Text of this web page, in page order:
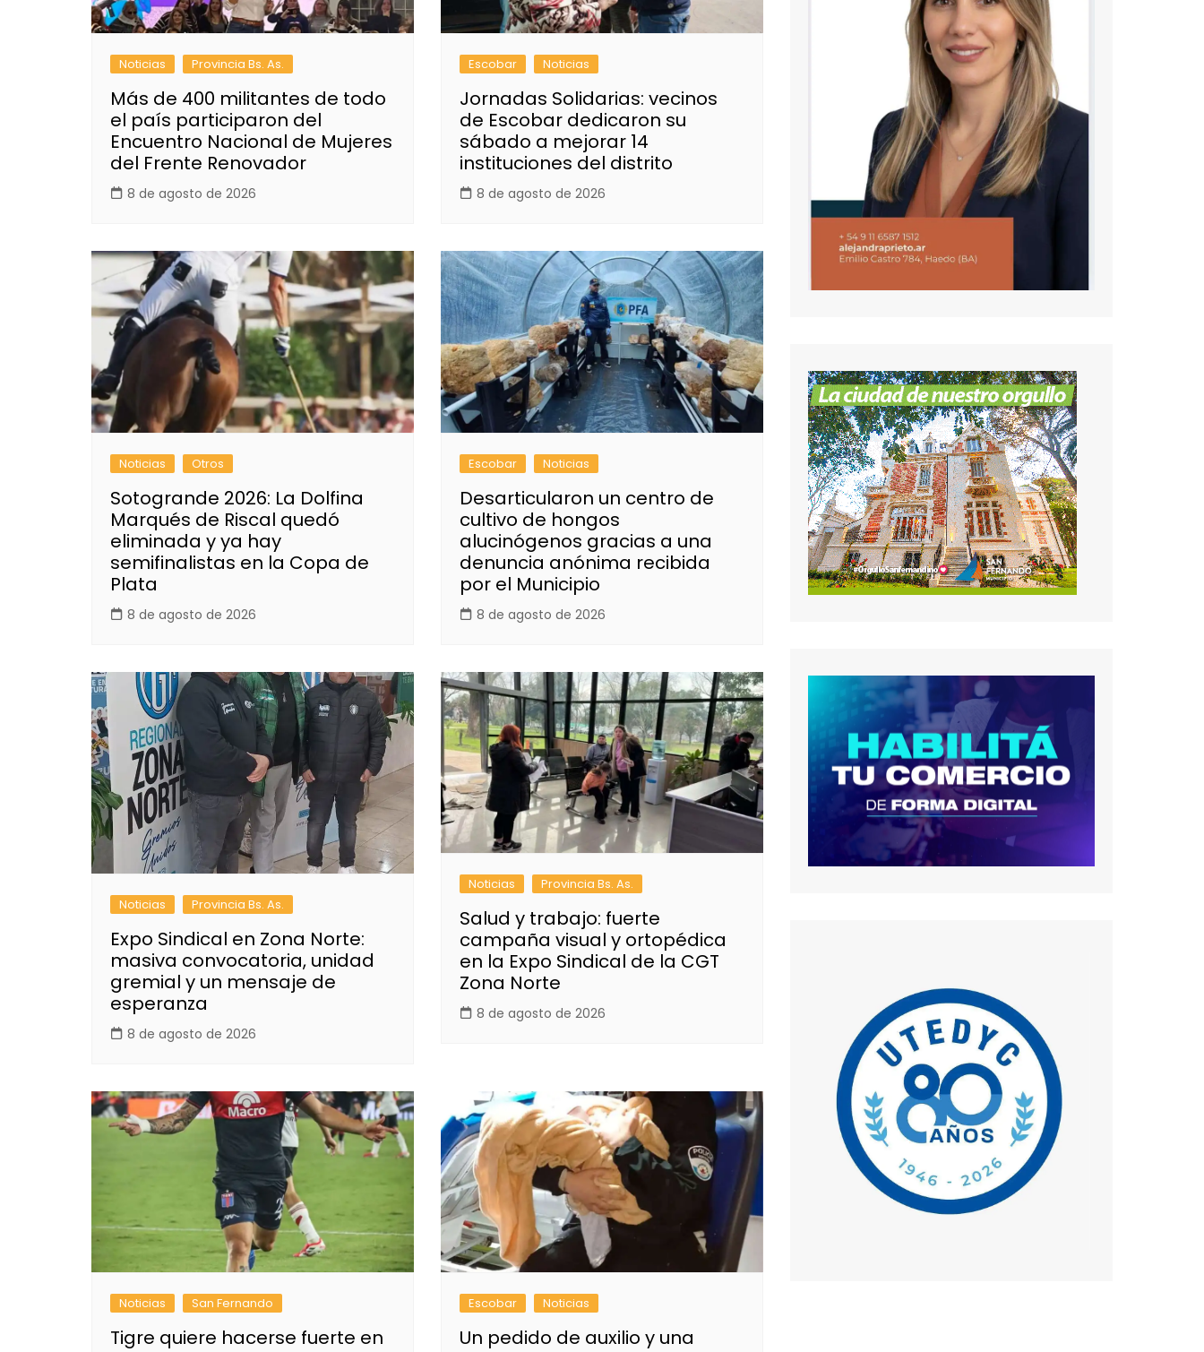
Noticias Provincia Bs. As.
Más de 400 militantes de todo
el país participaron del
Encuentro Nacional de Mujeres
del Frente Renovador
8 de agosto de 2026
Escobar Noticias
Jornadas Solidarias: vecinos
de Escobar dedicaron su
sábado a mejorar 14
instituciones del distrito
8 de agosto de 2026
Noticias Otros
Sotogrande 2026: La Dolfina
Marqués de Riscal quedó
eliminada y ya hay
semifinalistas en la Copa de
Plata
8 de agosto de 2026
Escobar Noticias
Desarticularon un centro de
cultivo de hongos
alucinógenos gracias a una
denuncia anónima recibida
por el Municipio
8 de agosto de 2026
Noticias Provincia Bs. As.
Expo Sindical en Zona Norte:
masiva convocatoria, unidad
gremial y un mensaje de
esperanza
8 de agosto de 2026
Noticias Provincia Bs. As.
Salud y trabajo: fuerte
campaña visual y ortopédica
en la Expo Sindical de la CGT
Zona Norte
8 de agosto de 2026
Noticias San Fernando
Tigre quiere hacerse fuerte en
Escobar Noticias
Un pedido de auxilio y una